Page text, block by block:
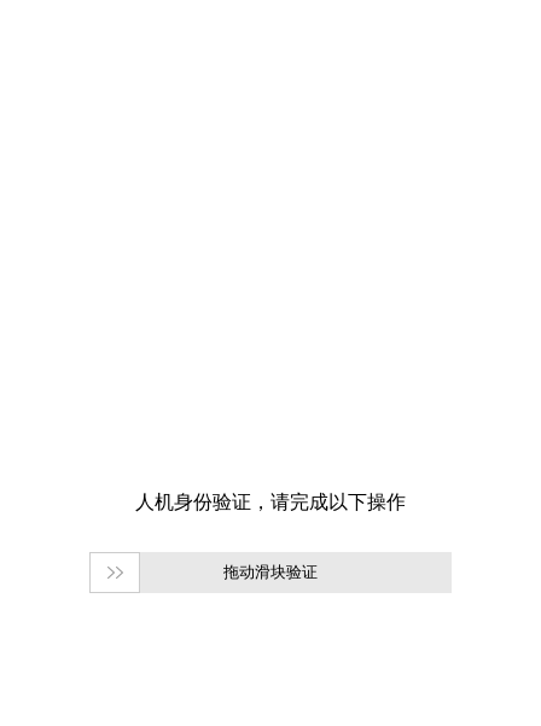
拖动滑块验证